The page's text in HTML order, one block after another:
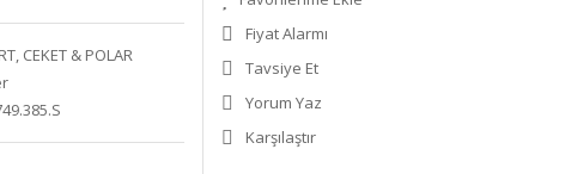
CEKET & POLAR
Fiyat Alarmı
Tavsiye Et
Yorum Yaz
Karşılaştır